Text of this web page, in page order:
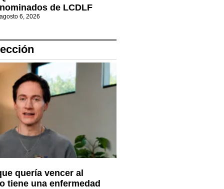
nominados de LCDLF
agosto 6, 2026
quería vencer al
tiene una enfermedad